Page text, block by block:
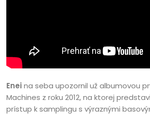
Enei na seba upozornil už albumovou
Machines z roku 2012, na ktorej
prístup k samplingu s výraznými